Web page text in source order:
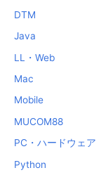
DTM
Java
LL・Web
Mac
Mobile
MUCOM88
PC・ハードウェア
Python